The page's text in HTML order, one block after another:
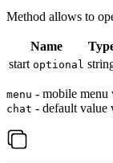
Method allows to
Name
start optional
menu - mobile menu
chat - default value